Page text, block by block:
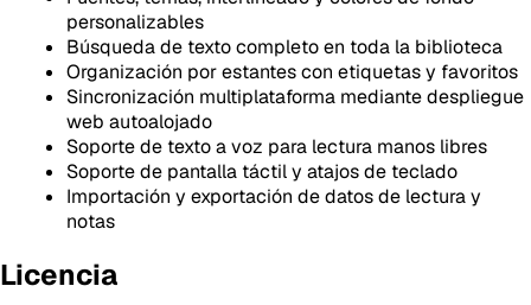
personalizables
Búsqueda de texto completo en toda la biblioteca
Organización por estantes con etiquetas y favoritos
Sincronización multiplataforma mediante despliegue
web autoalojado
Soporte de texto a voz para lectura manos libres
Soporte de pantalla táctil y atajos de teclado
Importación y exportación de datos de lectura y
notas
Licencia